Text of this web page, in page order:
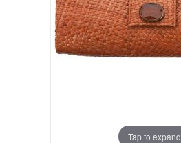
Tap to expand